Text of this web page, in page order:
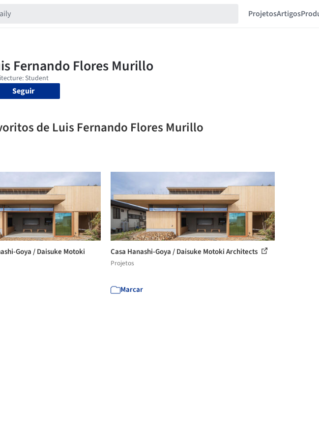
ProjetosArtigos
Seguir
de Luis Fernando Flores Murillo
Goya / Daisuke Motoki
Casa Hanashi-Goya / Daisuke Motoki Architects
Projetos
Marcar